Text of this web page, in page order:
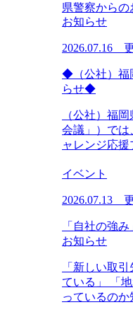
県警察からの
お知らせ
2026.07.16
◆（公社）福
らせ◆
（公社）福
会議」）では
ャレンジ応援
イベント
2026.07.13
「自社の強
お知らせ
「新しい取
ている」 「
っているのか